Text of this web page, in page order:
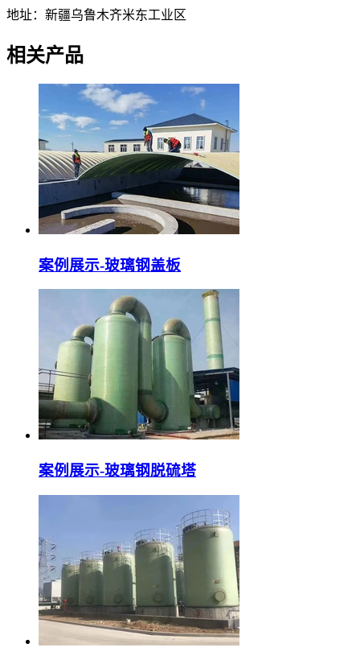
地址：新疆乌鲁木齐米东工业区
相关产品
案例展示-玻璃钢盖板
案例展示-玻璃钢脱硫塔